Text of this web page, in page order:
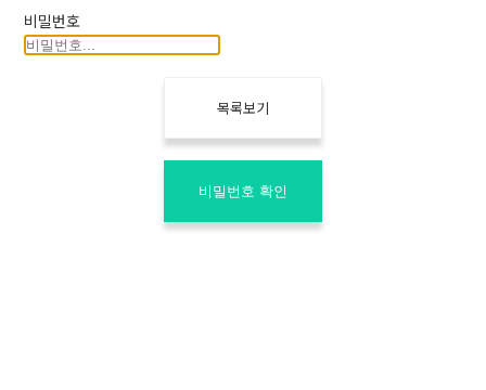
비밀번호
목록보기
비밀번호 확인